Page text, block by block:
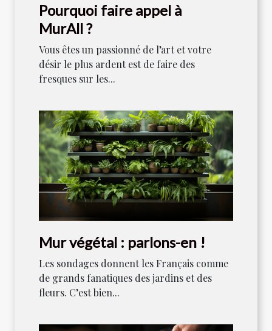
Pourquoi faire appel à
MurAll ?
Vous êtes un passionné de l’art et votre
désir le plus ardent est de faire des
fresques sur les...
Mur végétal : parlons-en !
Les sondages donnent les Français comme
de grands fanatiques des jardins et des
fleurs. C’est bien...